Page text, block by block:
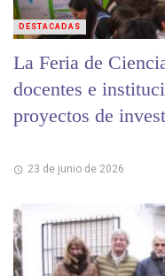
La Feria de
docentes e
proyectos de
23 de junio de 2026
DESTACADAS